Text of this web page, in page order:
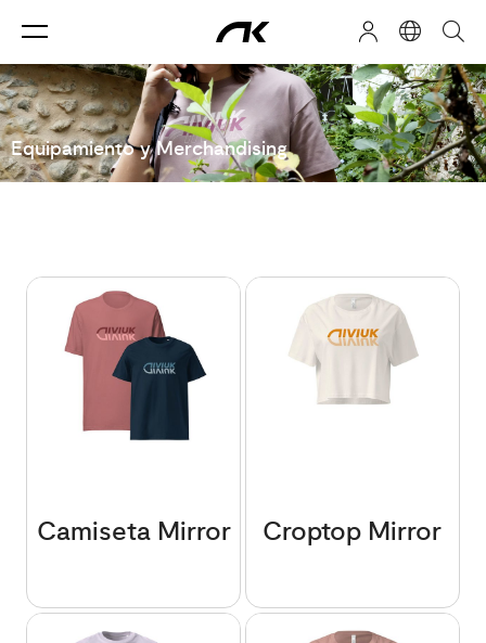
Equipamiento y Merchandising
Camiseta Mirror Croptop Mirror